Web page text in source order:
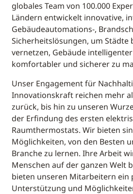
globales Team von 100.000
Ländern entwickelt innovative,
Gebäudeautomations-,
Sicherheitslösungen, um Städte
vernetzen, Gebäude
komfortabler und sicherer zu
Unser Engagement für
Innovationskraft reichen mehr
zurück, bis hin zu unseren
der Erfindung des ersten
Raumthermostats. Wir bieten
Möglichkeiten, von den Besten
Branche zu lernen. Ihre Arbeit
Menschen auf der ganzen Welt
bieten unseren Mitarbeitern ein
Unterstützung und